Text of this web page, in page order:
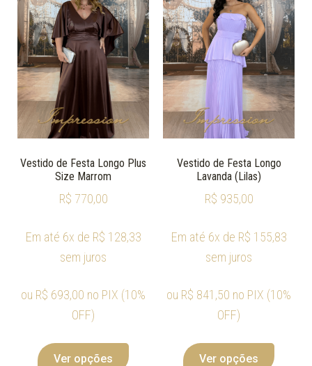
Vestido de Festa Longo Plus
Size Marrom
R$ 770,00
Em até 6x de R$ 128,33
sem juros
ou R$ 693,00 no PIX (10%
OFF)
Ver opções
Vestido de Festa Longo
Lavanda (Lilas)
R$ 935,00
Em até 6x de R$ 155,83
sem juros
ou R$ 841,50 no PIX (10%
OFF)
Ver opções